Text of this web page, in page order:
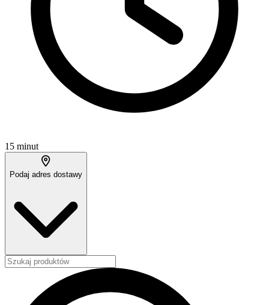
15 minut
Podaj adres dostawy